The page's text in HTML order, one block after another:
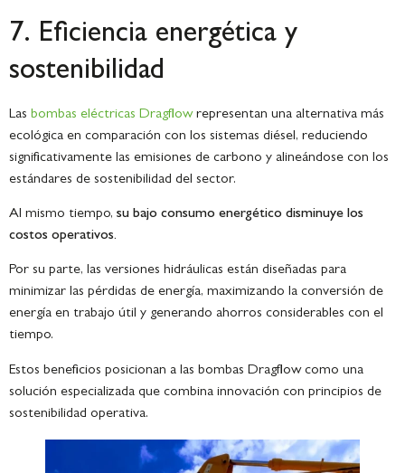
7. Eficiencia energética y
sostenibilidad
Las bombas eléctricas Dragflowrepresentan una alternativa más
ecológica en comparación con los sistemas diésel, reduciendo
significativamente las emisiones de carbono y alineándose con los
estándares de sostenibilidad del sector.
Al mismo tiempo, su bajo consumo energético disminuye los
costos operativos.
Por su parte, las versiones hidráulicas están diseñadas para
minimizar las pérdidas de energía, maximizando la conversión de
energía en trabajo útil y generando ahorros considerables con el
tiempo.
Estos beneficios posicionan a las bombas Dragflow como una
solución especializada que combina innovación con principios de
sostenibilidad operativa.